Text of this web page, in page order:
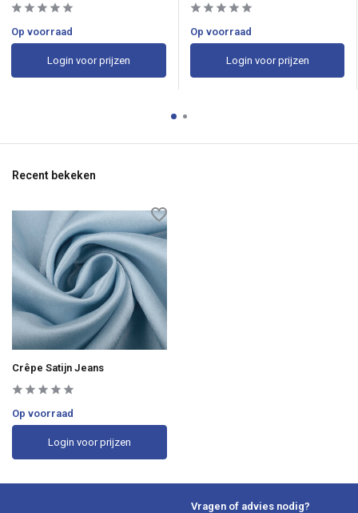
Op voorraad
Login voor prijzen
Op voorraad
Login voor prijzen
Recent bekeken
Crêpe Satijn Jeans
Op voorraad
Login voor prijzen
Vragen of advies nodig?